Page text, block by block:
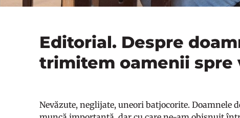
Editorial. Despre
trimitem oamenii spre
Nevăzute, neglijate, uneori batjocorite. Doamnele